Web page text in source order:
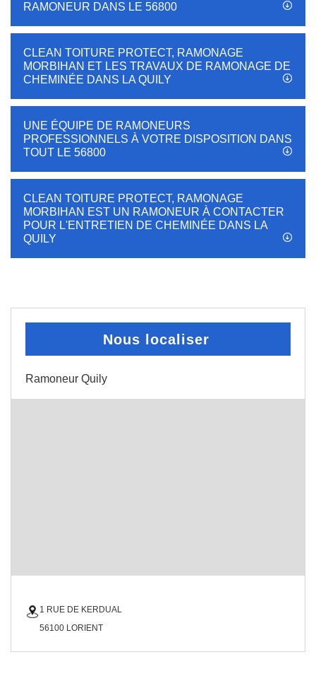
RAMONEUR DANS LE 56800
CLEAN TOITURE PROTECT, RAMONAGE
MORBIHAN ET LES TRAVAUX DE RAMONAGE DE
CHEMINÉE DANS LA QUILY
UNE ÉQUIPE DE RAMONEURS
PROFESSIONNELS À VOTRE DISPOSITION DANS
TOUT LE 56800
CLEAN TOITURE PROTECT, RAMONAGE
MORBIHAN EST UN RAMONEUR À CONTACTER
POUR L'ENTRETIEN DE CHEMINÉE DANS LA
QUILY
Nous localiser
Ramoneur Quily
1 RUE DE KERDUAL
56100 LORIENT